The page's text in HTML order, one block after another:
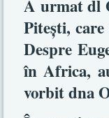
A urmat dl
Piteşti,
Despre
în Africa,
vorbit dna